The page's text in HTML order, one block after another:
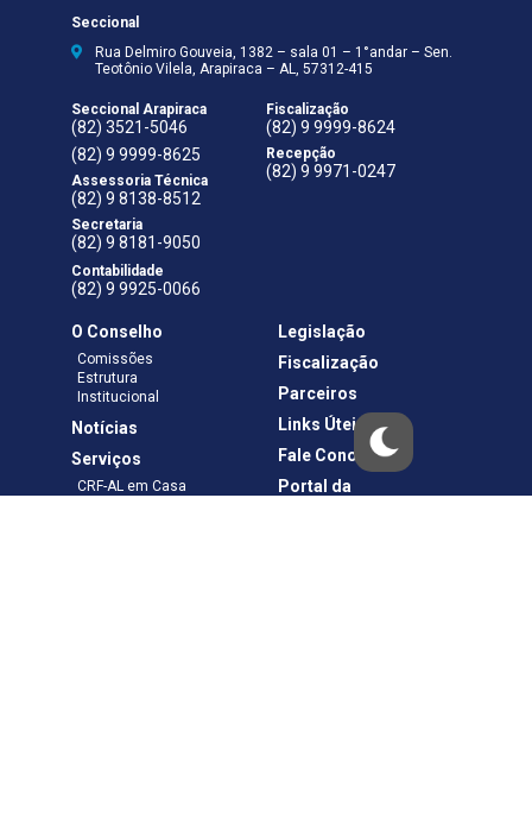
Seccional
Rua Delmiro Gouveia, 1382 – sala 01 – 1°andar – Sen.
Teotônio Vilela, Arapiraca – AL, 57312-415
Seccional Arapiraca
(82) 3521-5046
(82) 9 9999-8625
Assessoria Técnica
(82) 9 8138-8512
Secretaria
(82) 9 8181-9050
Contabilidade
(82) 9 9925-0066
Fiscalização
(82) 9 9999-8624
Recepção
(82) 9 9971-0247
O Conselho
Comissões
Estrutura
Institucional
Notícias
Serviços
CRF-AL em Casa
Legislação
Fiscalização
Parceiros
Links Úteis
Fale Conosco
Portal da